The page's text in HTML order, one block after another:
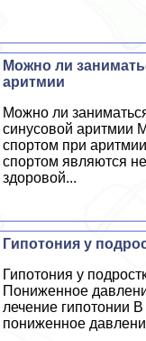
Можно ли
аритмии
Можно ли
синусовой аритмии
спортом при
спортом являются
здоровой...
Гипотония у
Гипотония у
Пониженное
лечение гипотонии
пониженное